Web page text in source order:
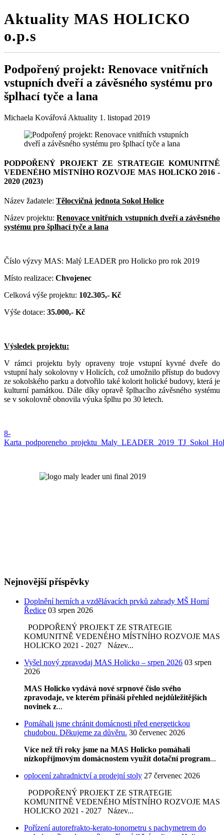
Aktuality MAS HOLICKO
o.p.s
Podpořený projekt: Renovace vnitřních
vstupních dveří a závěsného systému pro
šplhací tyče a lana
Michaela Kovářová Aktuality 1. listopad 2019
PODPOŘENÝ PROJEKT ZE STRATEGIE KOMUNITNĚ
VEDENÉHO MÍSTNÍHO ROZVOJE MAS HOLICKO 2016 -
2020 (2023)
Název žadatele: Tělocvičná jednota Sokol Holice
Název projektu:Renovace vnitřních vstupních dveří a závěsného
systému pro šplhací tyče a lana
Číslo výzvy MAS: Malý LEADER pro Holicko pro rok 2019
Místo realizace: Chvojenec
Celková výše projektu: 102.305,- Kč
Výše dotace: 35.000,- Kč
Výsledek projektu:
V rámci projektu byly opraveny troje vstupní kyvné dveře do
vstupní haly sokolovny v Holicích, což umožnilo přístup do budovy
ze sokolského parku a dotvořilo také kolorit holické budovy, která je
kulturní památkou. Dále díky opravě šplhacího závěsného systému
se v sokolovně obnovila výuka šplhu po 30 letech.
8-
Nejnovější příspěvky
Doplnění herních a vzdělávacích prvků zahrady MŠ Horní
Ředice 03 srpen 2026
PODPOŘENÝ PROJEKT ZE STRATEGIE
KOMUNITNĚ VEDENÉHO MÍSTNÍHO ROZVOJE MAS
HOLICKO 2021 - 2027 Název...
Vyšel nový zpravodaj MAS Holicko – srpen 2026 03 srpen
2026
MAS Holicko vydává nové srpnové číslo svého
zpravodaje, ve kterém přináší přehled nejdůležitějších
novinek z...
Pomáhali jsme chránit domácnosti před energetickou
chudobou. Děkujeme za důvěru. 30 červenec 2026
Více než tři roky jsme na MAS Holicko pomáhali
nízkopříjmovým domácnostem využít dotační program...
oplocení zahradnictví a prodejní stoly 27 červenec 2026
PODPOŘENÝ PROJEKT ZE STRATEGIE
KOMUNITNĚ VEDENÉHO MÍSTNÍHO ROZVOJE MAS
HOLICKO 2021 - 2027 Název...
Pořízení autorefrakto-kerato-tonometru s pachymetrem do